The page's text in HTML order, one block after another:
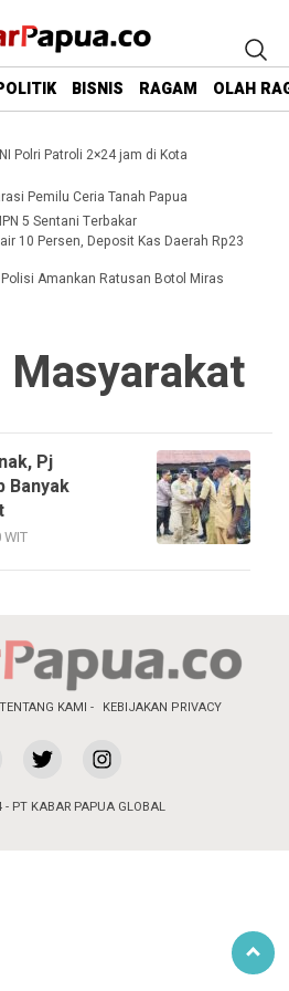
BISNIS RAGAM OLAH
Polri Patroli 2×24 jam di Kota
Pemilu Ceria Tanah Papua
5 Sentani Terbakar
10 Persen, Deposit Kas Daerah Rp23
Amankan Ratusan Botol Miras
Pj
Banyak
TENTANG KAMI KEBIJAKAN PRIVACY
PT KABAR PAPUA GLOBAL